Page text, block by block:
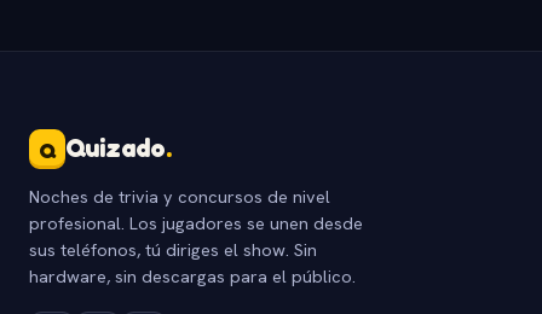
Q Quizado.
Noches de trivia y concursos de nivel
profesional. Los jugadores se unen desde
sus teléfonos, tú diriges el show. Sin
hardware, sin descargas para el público.